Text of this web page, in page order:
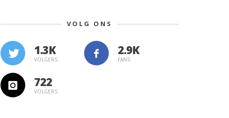
VOLG ONS
1.3K
VOLGERS FANS
722
VOLGERS